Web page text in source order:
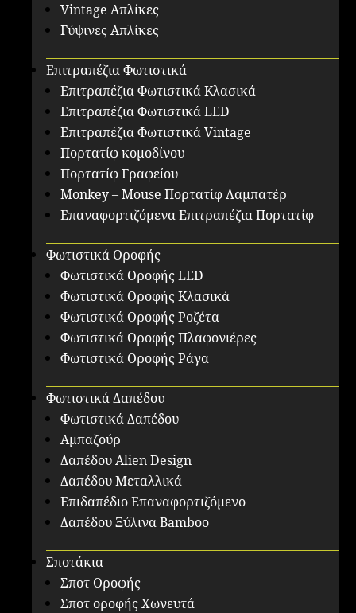
Vintage Απλίκες
Γύψινες Απλίκες
Επιτραπέζια Φωτιστικά
Επιτραπέζια Φωτιστικά Κλασικά
Επιτραπέζια Φωτιστικά LED
Επιτραπέζια Φωτιστικά Vintage
Πορτατίφ κομοδίνου
Πορτατίφ Γραφείου
Monkey – Mouse Πορτατίφ Λαμπατέρ
Επαναφορτιζόμενα Επιτραπέζια Πορτατίφ
Φωτιστικά Οροφής
Φωτιστικά Οροφής LED
Φωτιστικά Οροφής Κλασικά
Φωτιστικά Οροφής Ροζέτα
Φωτιστικά Οροφής Πλαφονιέρες
Φωτιστικά Οροφής Ράγα
Φωτιστικά Δαπέδου
Φωτιστικά Δαπέδου
Αμπαζούρ
Δαπέδου Alien Design
Δαπέδου Μεταλλικά
Επιδαπέδιο Επαναφορτιζόμενο
Δαπέδου Ξύλινα Bamboo
Σποτάκια
Σποτ Οροφής
Σποτ οροφής Χωνευτά